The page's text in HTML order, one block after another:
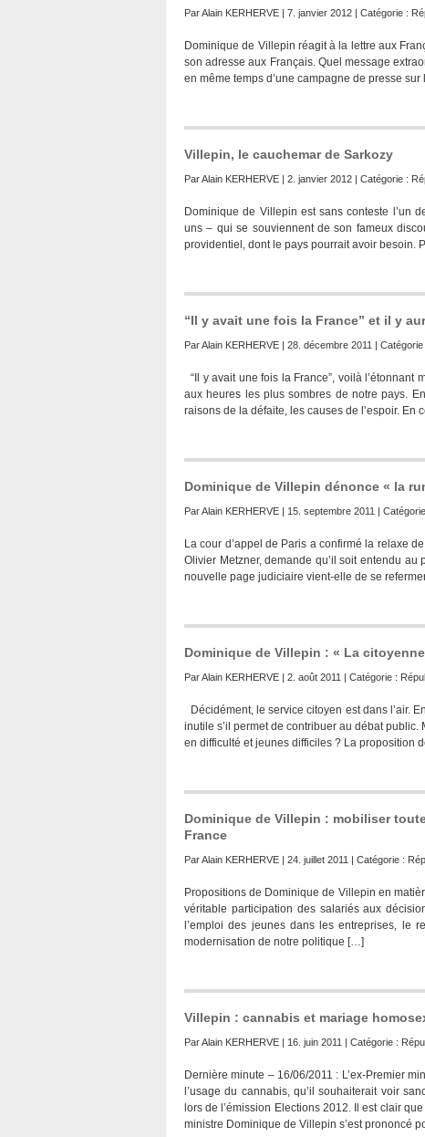
ParAlain KERHERVE | 7. janvier 2012 | Catégorie :
Dominique de Villepin réagit à la lettre aux
son adresse aux Français. Quel message
en même temps d’une campagne de presse
Villepin, le cauchemar de Sarkozy
ParAlain KERHERVE | 2. janvier 2012 | Catégorie :
Dominique de Villepin est sans conteste l’un
uns – qui se souviennent de son fameux
providentiel, dont le pays pourrait avoir besoin.
“Il y avait une fois la France” et il y
ParAlain KERHERVE | 28. décembre 2011 | Catégorie
“Il y avait une fois la France”, voilà
aux heures les plus sombres de notre pays.
raisons de la défaite, les causes de l’espoir. En
Dominique de Villepin dénonce « la
ParAlain KERHERVE | 15. septembre 2011 |
La cour d’appel de Paris a confirmé la relaxe
Olivier Metzner, demande qu’il soit entendu
nouvelle page judiciaire vient-elle de se
Dominique de Villepin : « La
ParAlain KERHERVE | 2. août 2011 | Catégorie :
Décidément, le service citoyen est dans l’air.
inutile s’il permet de contribuer au débat
en difficulté et jeunes difficiles ? La proposition
Dominique de Villepin : mobiliser
France
ParAlain KERHERVE | 24. juillet 2011 | Catégorie :
Propositions de Dominique de Villepin en
véritable participation des salariés aux
l’emploi des jeunes dans les entreprises, le
modernisation de notre politique […]
Villepin : cannabis et mariage
ParAlain KERHERVE | 16. juin 2011 | Catégorie :
Dernière minute – 16/06/2011 : L’ex-Premier
l’usage du cannabis, qu’il souhaiterait voir
lors de l’émission Elections 2012. Il est clair
ministre Dominique de Villepin s’est prononcé